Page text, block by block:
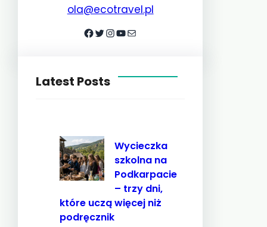
ola@ecotravel.pl
Facebook Twitter InstagramYouTube Mail
Latest Posts
Wycieczka
szkolna na
Podkarpacie
– trzy dni,
które uczą więcej niż
podręcznik